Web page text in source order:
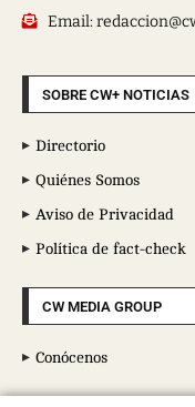
Email:
SOBRE CW+ NOTICIAS
Directorio
Quiénes Somos
Aviso de Privacidad
Política de fact-check
CW MEDIA GROUP
Conócenos